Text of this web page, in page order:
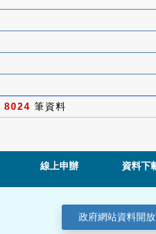
8024 筆資料
線上申辦 資料下
政府網站資料開